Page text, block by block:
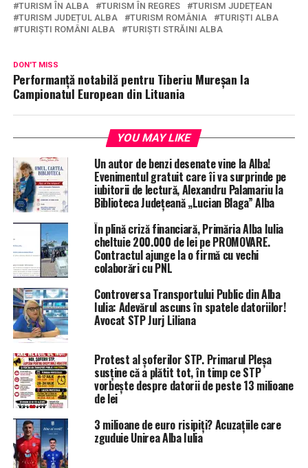
TURISM ÎN ALBA
TURISM ÎN REGRES
TURISM JUDEȚEAN
TURISM JUDEȚUL ALBA
TURISM ROMÂNIA
TURIȘTI ALBA
TURIȘTI ROMÂNI ALBA
TURIȘTI STRĂINI ALBA
DON'T MISS
Performanță notabilă pentru Tiberiu Mureșan la
Campionatul European din Lituania
YOU MAY LIKE
Un autor de benzi desenate vine la Alba!
Evenimentul gratuit care îi va surprinde pe
iubitorii de lectură, Alexandru Palamariu la
Biblioteca Județeană „Lucian Blaga” Alba
În plină criză financiară, Primăria Alba Iulia
cheltuie 200.000 de lei pe PROMOVARE.
Contractul ajunge la o firmă cu vechi
colaborări cu PNL
Controversa Transportului Public din Alba
Iulia: Adevărul ascuns în spatele datoriilor!
Avocat STP Jurj Liliana
Protest al șoferilor STP. Primarul Pleșa
susține că a plătit tot, în timp ce STP
vorbește despre datorii de peste 13 milioane
de lei
3 milioane de euro risipiți? Acuzațiile care
zguduie Unirea Alba Iulia